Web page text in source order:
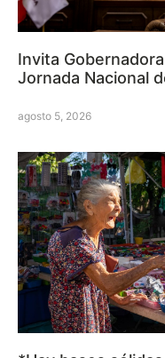
Invita
Jornada Nacional
agosto 5, 2026